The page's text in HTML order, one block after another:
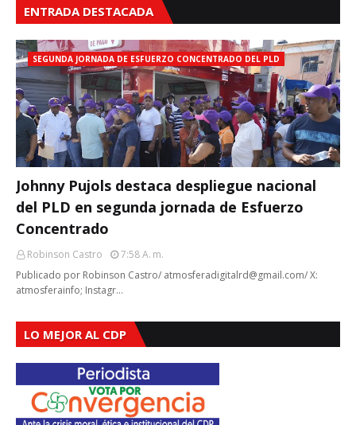
ENTRADA DESTACADA
SEGUNDA JORNADA DE ESFUERZO CONCENTRADO DEL PLD
Johnny Pujols destaca despliegue nacional
del PLD en segunda jornada de Esfuerzo
Concentrado
Robinson Castro
7:58 A. M.
Publicado por Robinson Castro/ atmosferadigitalrd@gmail.com/ X:
atmosferainfo; Instagr…
LO MEJOR AL CDP